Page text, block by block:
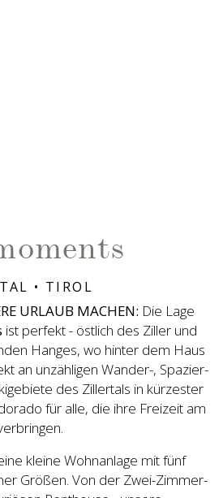
• TIROL
URLAUB MACHEN: Die Lage
ist perfekt - östlich des Ziller und
Hanges, wo hinter dem Haus
an unzähligen Wander-, Spazier-
des Zillertals in kürzester
für alle, die ihre Freizeit am
kleine Wohnanlage mit fünf
Größen. Von der Zwei-Zimmer-